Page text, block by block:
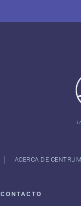
ACERCA DE
CONTACTO